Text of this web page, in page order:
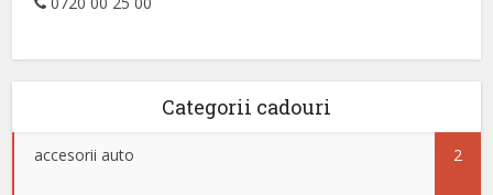
Categorii cadouri
accesorii auto 2